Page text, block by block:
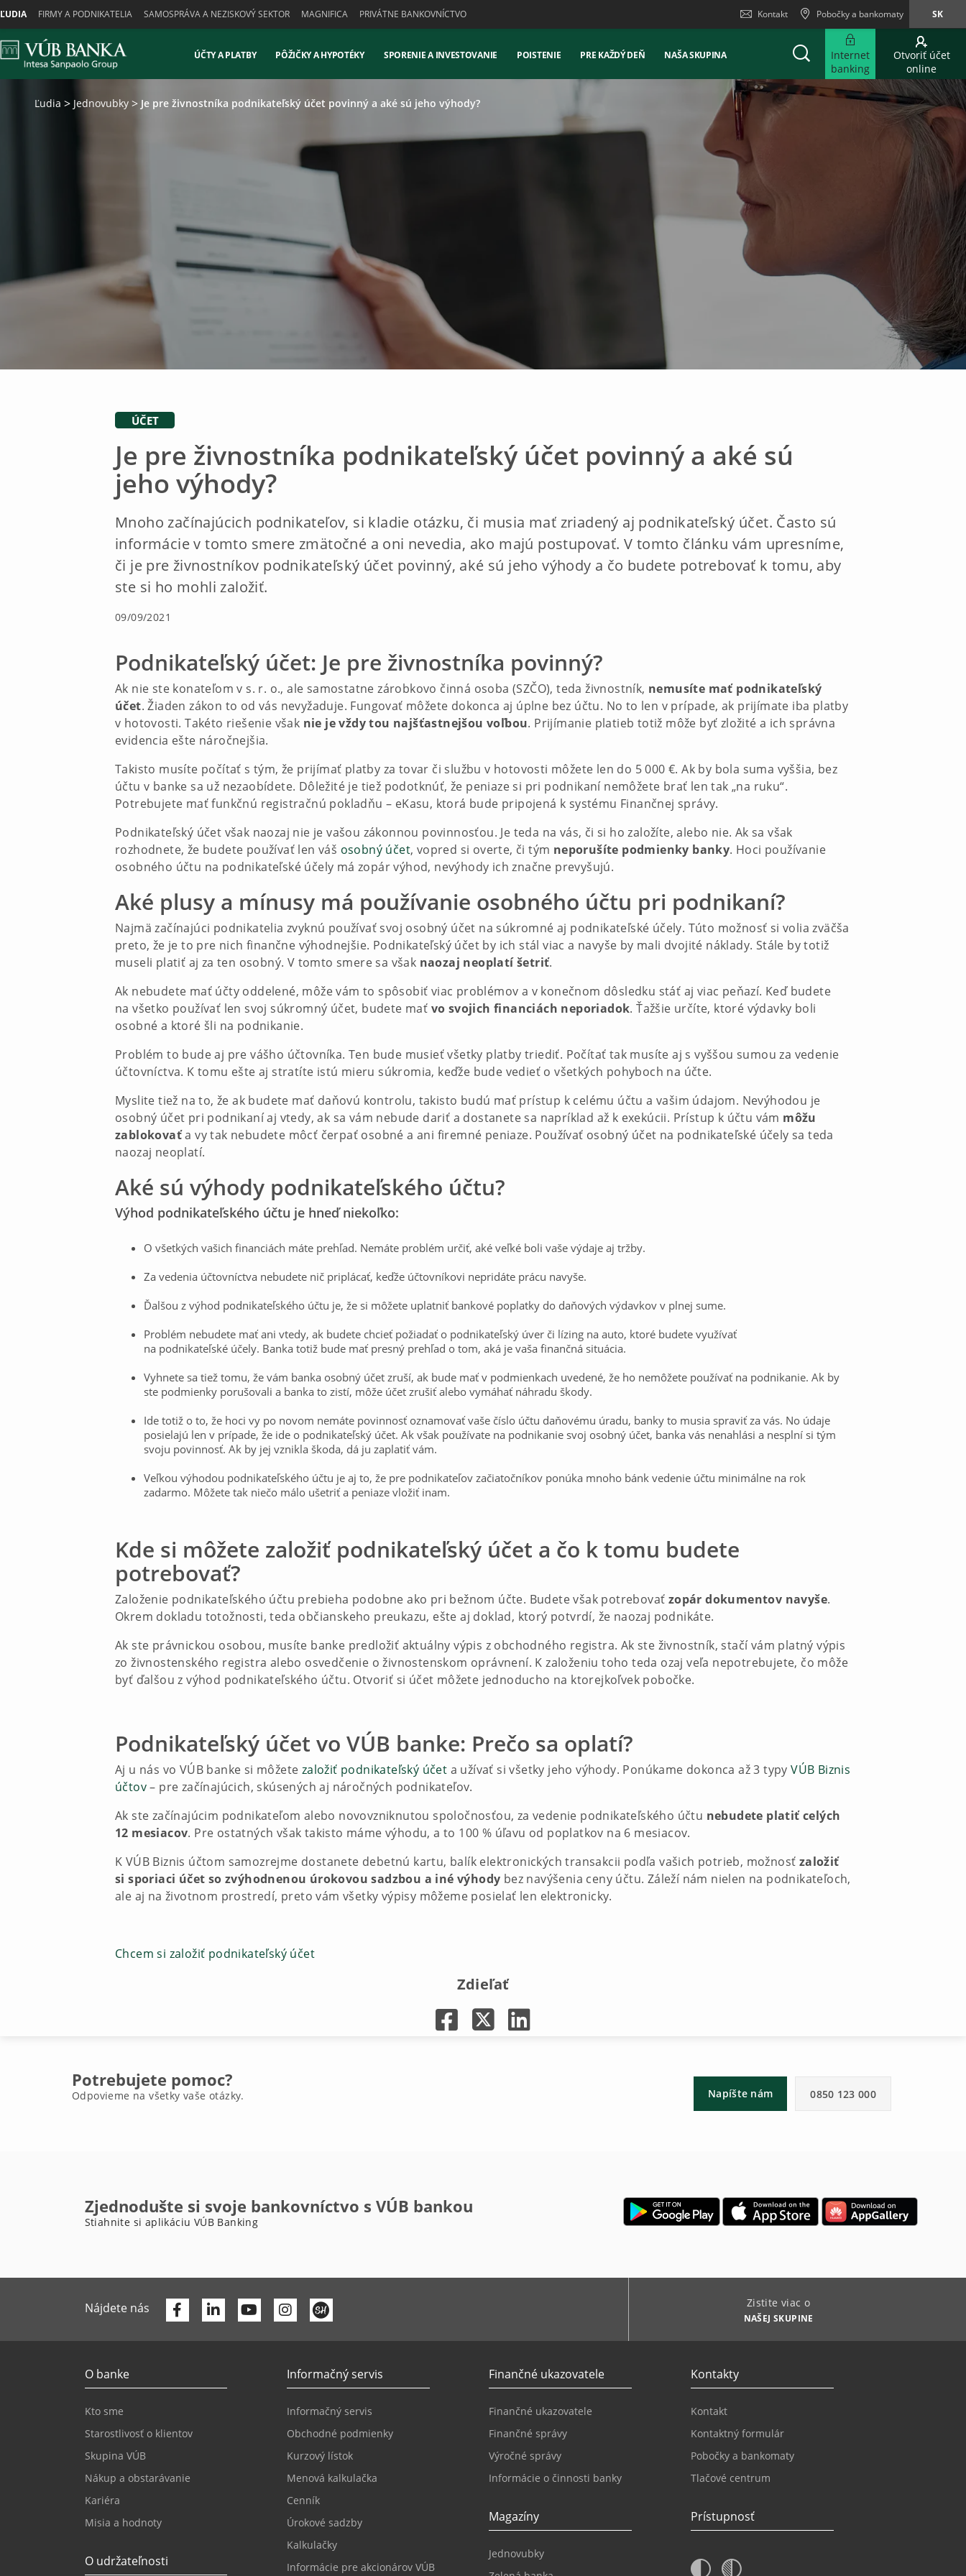
ĽUDIA FIRMY A PODNIKATELIA SAMOSPRÁVA A NEZISKOVÝ SEKTOR MAGNIFICA PRIVÁTNE BANKOVNÍCTVO Kontakt Pobočky a bankomaty SK
ÚČTY A PLATBY PÔŽIČKY A HYPOTÉKY SPORENIE A INVESTOVANIE POISTENIE PRE KAŽDÝ DEŇ NAŠA SKUPINA
Internet
banking
Otvoriť účet
online
Ľudia Jednovubky Je pre živnostníka podnikateľský účet povinný a aké sú jeho výhody?
ÚČET
Je pre živnostníka podnikateľský účet povinný a aké sú
jeho výhody?
Mnoho začínajúcich podnikateľov, si kladie otázku, či musia mať zriadený aj podnikateľský účet. Často sú
informácie v tomto smere zmätočné a oni nevedia, ako majú postupovať. V tomto článku vám upresníme,
či je pre živnostníkov podnikateľský účet povinný, aké sú jeho výhody a čo budete potrebovať k tomu, aby
ste si ho mohli založiť.
09/09/2021
Podnikateľský účet: Je pre živnostníka povinný?
Ak nie ste konateľom v s. r. o., ale samostatne zárobkovo činná osoba (SZČO), teda živnostník, nemusíte mať podnikateľský
účet. Žiaden zákon to od vás nevyžaduje. Fungovať môžete dokonca aj úplne bez účtu. No to len v prípade, ak prijímate iba platby
v hotovosti. Takéto riešenie však nie je vždy tou najšťastnejšou voľbou. Prijímanie platieb totiž môže byť zložité a ich správna
evidencia ešte náročnejšia.
Takisto musíte počítať s tým, že prijímať platby za tovar či službu v hotovosti môžete len do 5 000 €. Ak by bola suma vyššia, bez
účtu v banke sa už nezaobídete. Dôležité je tiež podotknúť, že peniaze si pri podnikaní nemôžete brať len tak „na ruku“.
Potrebujete mať funkčnú registračnú pokladňu – eKasu, ktorá bude pripojená k systému Finančnej správy.
Podnikateľský účet však naozaj nie je vašou zákonnou povinnosťou. Je teda na vás, či si ho založíte, alebo nie. Ak sa však
rozhodnete, že budete používať len váš osobný účet, vopred si overte, či tým neporušíte podmienky banky. Hoci používanie
osobného účtu na podnikateľské účely má zopár výhod, nevýhody ich značne prevyšujú.
Aké plusy a mínusy má používanie osobného účtu pri podnikaní?
Najmä začínajúci podnikatelia zvyknú používať svoj osobný účet na súkromné aj podnikateľské účely. Túto možnosť si volia zväčša
preto, že je to pre nich finančne výhodnejšie. Podnikateľský účet by ich stál viac a navyše by mali dvojité náklady. Stále by totiž
museli platiť aj za ten osobný. V tomto smere sa však naozaj neoplatí šetriť.
Ak nebudete mať účty oddelené, môže vám to spôsobiť viac problémov a v konečnom dôsledku stáť aj viac peňazí. Keď budete
na všetko používať len svoj súkromný účet, budete mať vo svojich financiách neporiadok. Ťažšie určíte, ktoré výdavky boli
osobné a ktoré šli na podnikanie.
Problém to bude aj pre vášho účtovníka. Ten bude musieť všetky platby triediť. Počítať tak musíte aj s vyššou sumou za vedenie
účtovníctva. K tomu ešte aj stratíte istú mieru súkromia, keďže bude vedieť o všetkých pohyboch na účte.
Myslite tiež na to, že ak budete mať daňovú kontrolu, takisto budú mať prístup k celému účtu a vašim údajom. Nevýhodou je
osobný účet pri podnikaní aj vtedy, ak sa vám nebude dariť a dostanete sa napríklad až k exekúcii. Prístup k účtu vám môžu
zablokovaťa vy tak nebudete môcť čerpať osobné a ani firemné peniaze. Používať osobný účet na podnikateľské účely sa teda
naozaj neoplatí.
Aké sú výhody podnikateľského účtu?
Výhod podnikateľského účtu je hneď niekoľko:
O všetkých vašich financiách máte prehľad. Nemáte problém určiť, aké veľké boli vaše výdaje aj tržby.
Za vedenia účtovníctva nebudete nič priplácať, keďže účtovníkovi nepridáte prácu navyše.
Ďalšou z výhod podnikateľského účtu je, že si môžete uplatniť bankové poplatky do daňových výdavkov v plnej sume.
Problém nebudete mať ani vtedy, ak budete chcieť požiadať o podnikateľský úver či lízing na auto, ktoré budete využívať
na podnikateľské účely. Banka totiž bude mať presný prehľad o tom, aká je vaša finančná situácia.
Vyhnete sa tiež tomu, že vám banka osobný účet zruší, ak bude mať v podmienkach uvedené, že ho nemôžete používať na podnikanie. Ak by
ste podmienky porušovali a banka to zistí, môže účet zrušiť alebo vymáhať náhradu škody.
Ide totiž o to, že hoci vy po novom nemáte povinnosť oznamovať vaše číslo účtu daňovému úradu, banky to musia spraviť za vás. No údaje
posielajú len v prípade, že ide o podnikateľský účet. Ak však používate na podnikanie svoj osobný účet, banka vás nenahlási a nesplní si tým
svoju povinnosť. Ak by jej vznikla škoda, dá ju zaplatiť vám.
Veľkou výhodou podnikateľského účtu je aj to, že pre podnikateľov začiatočníkov ponúka mnoho bánk vedenie účtu minimálne na rok
zadarmo. Môžete tak niečo málo ušetriť a peniaze vložiť inam.
Kde si môžete založiť podnikateľský účet a čo k tomu budete
potrebovať?
Založenie podnikateľského účtu prebieha podobne ako pri bežnom účte. Budete však potrebovať zopár dokumentov navyše.
Okrem dokladu totožnosti, teda občianskeho preukazu, ešte aj doklad, ktorý potvrdí, že naozaj podnikáte.
Ak ste právnickou osobou, musíte banke predložiť aktuálny výpis z obchodného registra. Ak ste živnostník, stačí vám platný výpis
zo živnostenského registra alebo osvedčenie o živnostenskom oprávnení. K založeniu toho teda ozaj veľa nepotrebujete, čo môže
byť ďalšou z výhod podnikateľského účtu. Otvoriť si účet môžete jednoducho na ktorejkoľvek pobočke.
Podnikateľský účet vo VÚB banke: Prečo sa oplatí?
Aj u nás vo VÚB banke si môžete založiť podnikateľský účet a užívať si všetky jeho výhody. Ponúkame dokonca až 3 typyVÚB Biznis
účtov– pre začínajúcich, skúsených aj náročných podnikateľov.
Ak ste začínajúcim podnikateľom alebo novovzniknutou spoločnosťou, za vedenie podnikateľského účtu nebudete platiť celých
12 mesiacov. Pre ostatných však takisto máme výhodu, a to 100 % úľavu od poplatkov na 6 mesiacov.
K VÚB Biznis účtom samozrejme dostanete debetnú kartu, balík elektronických transakcii podľa vašich potrieb, možnosť založiť
si sporiaci účet so zvýhodnenou úrokovou sadzbou a iné výhody bez navýšenia ceny účtu. Záleží nám nielen na podnikateľoch,
ale aj na životnom prostredí, preto vám všetky výpisy môžeme posielať len elektronicky.
Chcem si založiť podnikateľský účet
Zdieľať
Potrebujete pomoc?
Odpovieme na všetky vaše otázky. Napíšte nám 0850 123 000
Zjednodušte si svoje bankovníctvo s VÚB bankou
Stiahnite si aplikáciu VÚB Banking
Nájdete nás Facebook
LinkedinYoutube Zistite viac o
NAŠEJ SKUPINE
O banke
Kto sme
Starostlivosť o klientov
Skupina VÚB
Nákup a obstarávanie
Kariéra
Misia a hodnoty
O udržateľnosti
Informačný servis
Informačný servis
Obchodné podmienky
Kurzový lístok
Menová kalkulačka
Cenník
Úrokové sadzby
Kalkulačky
Informácie pre akcionárov VÚB
Finančné ukazovatele
Finančné ukazovatele
Finančné správy
Výročné správy
Informácie o činnosti banky
Magazíny
Jednovubky
Kontakty
Kontakt
Kontaktný formulár
Pobočky a bankomaty
Tlačové centrum
Prístupnosť